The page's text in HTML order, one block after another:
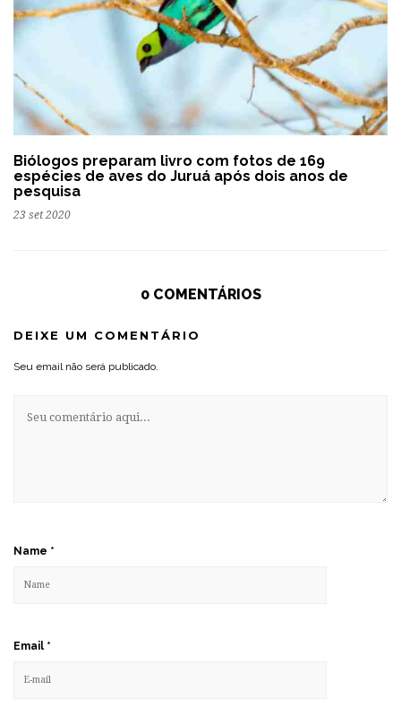
Biólogos preparam livro com fotos de 169
espécies de aves do Juruá após dois anos de
pesquisa
23 set 2020
0 COMENTÁRIOS
DEIXE UM COMENTÁRIO
Seu email não será publicado.
Name *
Email *